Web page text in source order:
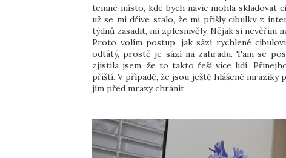
temné místo, kde bych navíc mohla skladovat
už se mi dříve stalo, že mi přišly cibulky z
týdnů zasadit, mi zplesnivěly. Nějak si nevěřím
Proto volím postup, jak sází rychlené
odtátý, prostě je sází na zahradu. Tam se
zjistila jsem, že to takto řeší více lidí.
příští. V případě, že jsou ještě hlášené mrazíky
jím před mrazy chránit.